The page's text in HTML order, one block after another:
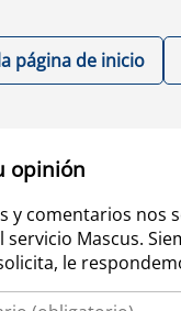
página de inicio
opinión
y comentarios nos
Mascus.
le